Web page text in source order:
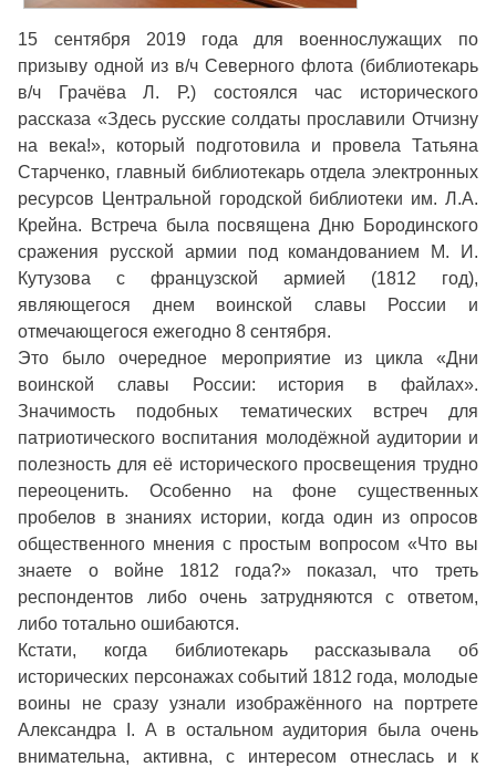
15 сентября 2019 года для военнослужащих по
призыву одной из в/ч Северного флота (библиотекарь
в/ч Грачёва Л. Р.) состоялся час исторического
рассказа «Здесь русские солдаты прославили Отчизну
на века!», который подготовила и провела Татьяна
Старченко, главный библиотекарь отдела электронных
ресурсов Центральной городской библиотеки им. Л.А.
Крейна. Встреча была посвящена Дню Бородинского
сражения русской армии под командованием М. И.
Кутузова с французской армией (1812 год),
являющегося днем воинской славы России и
отмечающегося ежегодно 8 сентября.
Это было очередное мероприятие из цикла «Дни
воинской славы России: история в файлах».
Значимость подобных тематических встреч для
патриотического воспитания молодёжной аудитории и
полезность для её исторического просвещения трудно
переоценить. Особенно на фоне существенных
пробелов в знаниях истории, когда один из опросов
общественного мнения с простым вопросом «Что вы
знаете о войне 1812 года?» показал, что треть
респондентов либо очень затрудняются с ответом,
либо тотально ошибаются.
Кстати, когда библиотекарь рассказывала об
исторических персонажах событий 1812 года, молодые
воины не сразу узнали изображённого на портрете
Александра I. А в остальном аудитория была очень
внимательна, активна, с интересом отнеслась и к